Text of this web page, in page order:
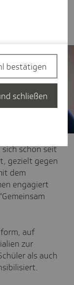
bis hin zu
sich schon seit
gezielt gegen
dem
engagiert
auf
zur
als auch
bestätigen
schließen